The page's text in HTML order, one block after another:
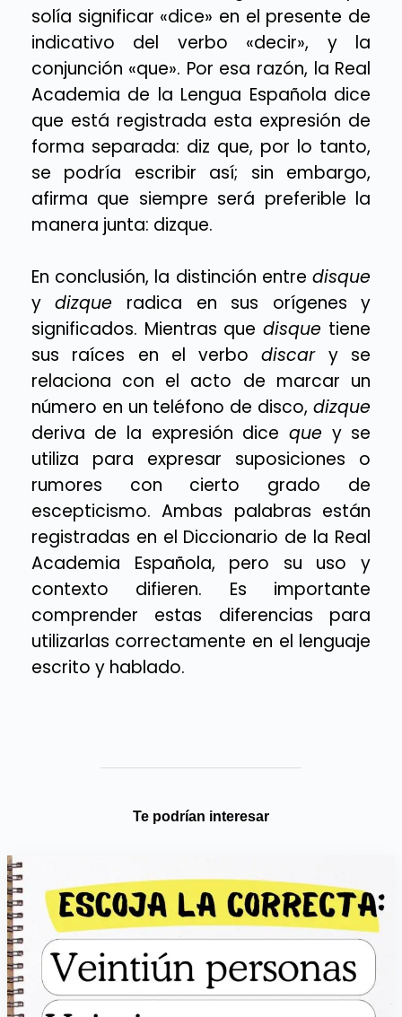
solía significar «dice» en el presente de
indicativo del verbo «decir», y la
conjunción «que». Por esa razón, la Real
Academia de la Lengua Española dice
que está registrada esta expresión de
forma separada: diz que, por lo tanto,
se podría escribir así; sin embargo,
afirma que siempre será preferible la
manera junta: dizque.
En conclusión, la distinción entredisque
ydizque radica en sus orígenes y
significados. Mientras quedisque tiene
sus raíces en el verbodiscary se
relaciona con el acto de marcar un
número en un teléfono de disco,dizque
deriva de la expresión dice que y se
utiliza para expresar suposiciones o
rumores con cierto grado de
escepticismo. Ambas palabras están
registradas en el Diccionario de la Real
Academia Española, pero su uso y
contexto difieren. Es importante
comprender estas diferencias para
utilizarlas correctamente en el lenguaje
escrito y hablado.
Te podrían interesar